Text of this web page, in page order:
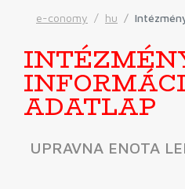
e-conomy hu
ADATLAP
UPRAVNA ENOTA